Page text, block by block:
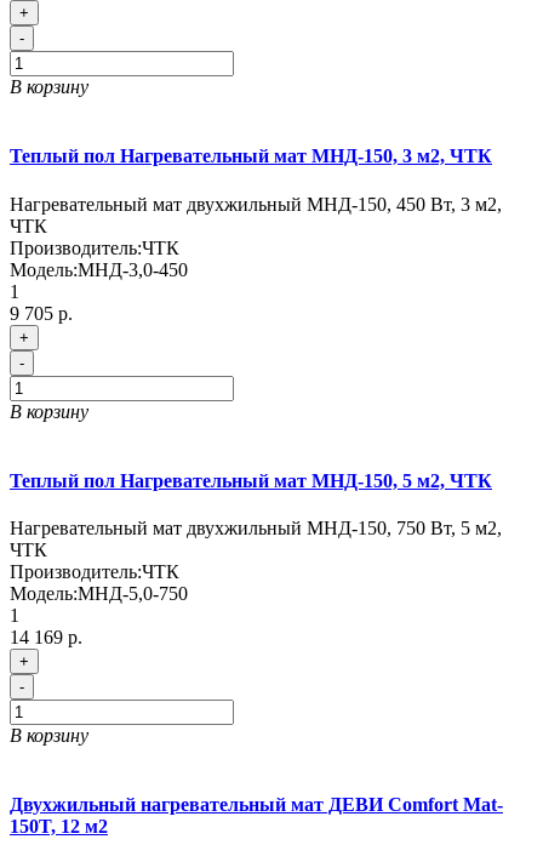
+
-
В корзину
Теплый пол Нагревательный мат МНД-150, 3 м2, ЧТК
Нагревательный мат двухжильный МНД-150, 450 Вт, 3 м2,
ЧТК
Производитель:ЧТК
Модель:МНД-3,0-450
1
9 705 р.
+
-
В корзину
Теплый пол Нагревательный мат МНД-150, 5 м2, ЧТК
Нагревательный мат двухжильный МНД-150, 750 Вт, 5 м2,
ЧТК
Производитель:ЧТК
Модель:МНД-5,0-750
1
14 169 р.
+
-
В корзину
Двухжильный нагревательный мат ДЕВИ Comfort Mat-
150T, 12 м2